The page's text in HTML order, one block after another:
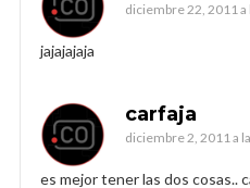
diciembre 22, 2011 a
jajajajaja
carfaja
diciembre 2, 2011 a
es mejor tener las dos cosas..